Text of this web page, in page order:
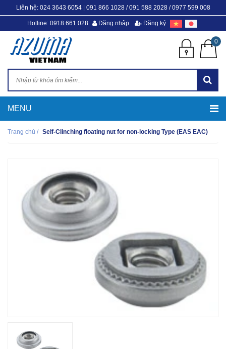
Liên hệ: 024 3643 6054| 091 866 1028 / 091 588 2028 / 0977 599 008
Hotline: 0918.661.028 Đăng nhập Đăng ký
0
Trang chủ / Self-Clinching floating nut for non-locking Type (EAS EAC)